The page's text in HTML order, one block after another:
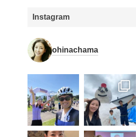
Instagram
ohinachama